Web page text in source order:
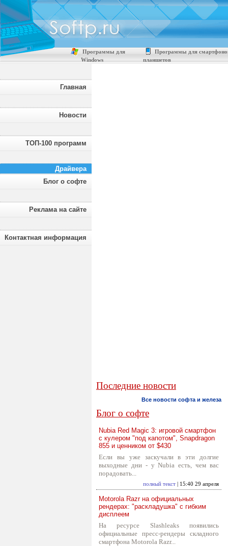
Программы для
Windows
Программы для
планшетов
Главная
Новости
ТОП-100 программ
Драйвера
Блог о софте
Реклама на сайте
Контактная информация
Последние новости
Все новости софта и железа
Блог о софте
Nubia Red Magic 3: игровой смартфон
с кулером "под капотом", Snapdragon
855 и ценником от $430
Если вы уже заскучали в эти долгие
выходные дни - у Nubia есть, чем вас
порадовать...
полный текст | 15:40 29 апреля
Motorola Razr на официальных
рендерах: "раскладушка" с гибким
дисплеем
На ресурсе Slashleaks появились
официальные пресс-рендеры складного
смартфона Motorola Razr...